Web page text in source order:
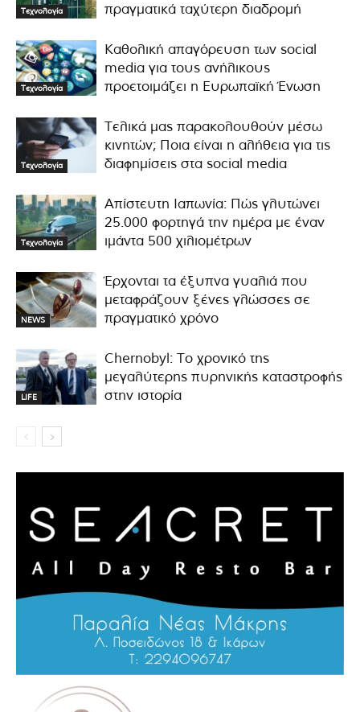
Τεχνολογία
πραγματικά ταχύτερη διαδρομή
Τεχνολογία
Καθολική απαγόρευση των social
media για τους ανήλικους
προετοιμάζει η Ευρωπαϊκή Ένωση
Τεχνολογία
Τελικά μας παρακολουθούν μέσω
κινητών; Ποια είναι η αλήθεια για τις
διαφημίσεις στα social media
Τεχνολογία
Απίστευτη Ιαπωνία: Πώς γλυτώνει
25.000 φορτηγά την ημέρα με έναν
ιμάντα 500 χιλιομέτρων
NEWS
Έρχονται τα έξυπνα γυαλιά που
μεταφράζουν ξένες γλώσσες σε
πραγματικό χρόνο
LIFE
Chernobyl: Το χρονικό της
μεγαλύτερης πυρηνικής καταστροφής
στην ιστορία